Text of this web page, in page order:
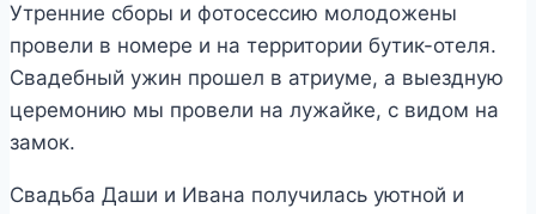
Утренние сборы и фотосессию молодожены
провели в номере и на территории бутик-отеля.
Свадебный ужин прошел в атриуме, а выездную
церемонию мы провели на лужайке, с видом на
замок.
Свадьба Даши и Ивана получилась уютной и